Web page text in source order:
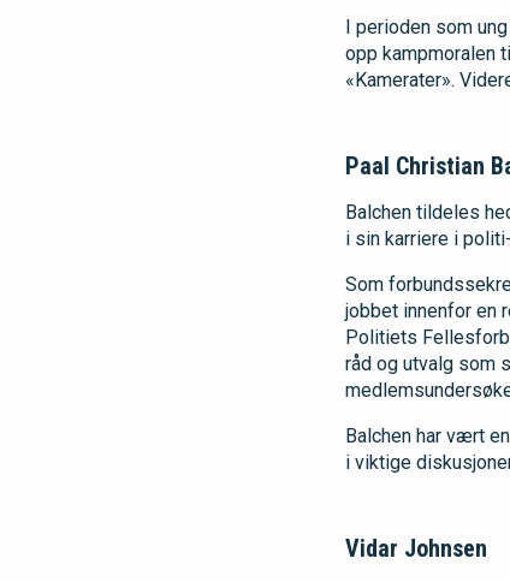
I perioden som
opp kampmoralen
«Kamerater».
Paal Christian
Balchen tildeles
i sin karriere i
Som
jobbet innenfor en
Politiets
råd og utvalg som
Balchen har vært
i viktige
Vidar Johnsen